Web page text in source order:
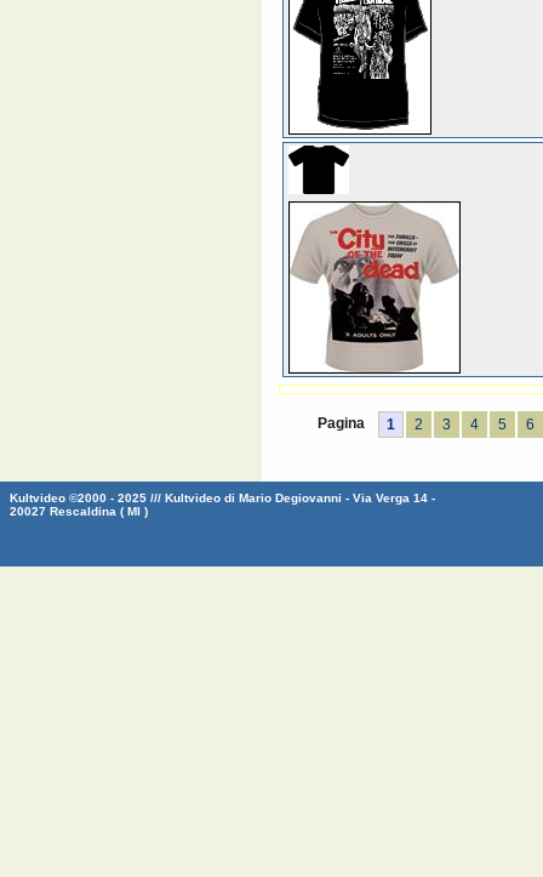
Pagina 1 2 3 4 5 6
Kultvideo ©2000 - 2025 /// Kultvideo di Mario Degiovanni - Via Verga 14 -
20027 Rescaldina ( MI )